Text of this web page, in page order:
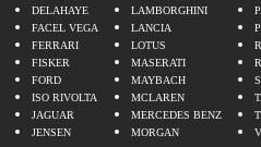
DELAHAYE
FACEL VEGA
FERRARI
FISKER
FORD
ISO RIVOLTA
JAGUAR
JENSEN
LAMBORGHINI
LANCIA
LOTUS
MASERATI
MAYBACH
MCLAREN
MERCEDES BENZ
MORGAN